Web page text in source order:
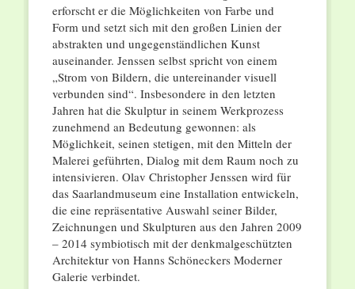
erforscht er die Möglichkeiten von Farbe und
Form und setzt sich mit den großen Linien der
abstrakten und ungegenständlichen Kunst
auseinander. Jenssen selbst spricht von einem
„Strom von Bildern, die untereinander visuell
verbunden sind“. Insbesondere in den letzten
Jahren hat die Skulptur in seinem Werkprozess
zunehmend an Bedeutung gewonnen: als
Möglichkeit, seinen stetigen, mit den Mitteln der
Malerei geführten, Dialog mit dem Raum noch zu
intensivieren. Olav Christopher Jenssen wird für
das Saarlandmuseum eine Installation entwickeln,
die eine repräsentative Auswahl seiner Bilder,
Zeichnungen und Skulpturen aus den Jahren 2009
– 2014 symbiotisch mit der denkmalgeschützten
Architektur von Hanns Schöneckers Moderner
Galerie verbindet.